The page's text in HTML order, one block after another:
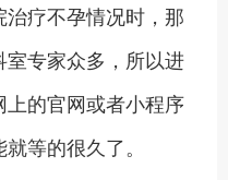
疗不孕情况时，那
专家众多，所以进
的官网或者小程序
等的很久了。